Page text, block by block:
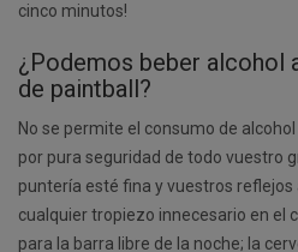
cinco minutos!
¿Podemos beber alcohol
de paintball?
No se permite el consumo de
por pura seguridad de todo vuestro
puntería esté fina y vuestros
cualquier tropiezo innecesario en el
para la barra libre de la noche; la